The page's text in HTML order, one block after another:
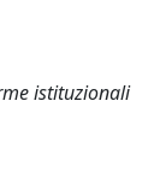
istituzionali